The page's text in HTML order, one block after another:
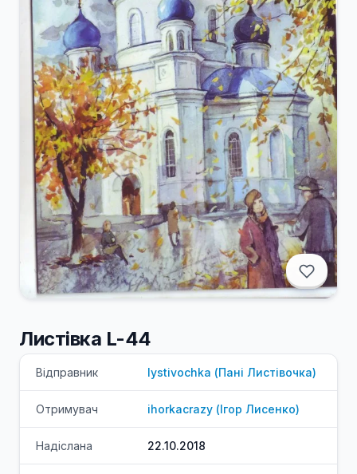
Листівка L-44
Відправник lystivochka (Пані Листівочка)
Отримувач ihorkacrazy (Ігор Лисенко)
Надіслана 22.10.2018